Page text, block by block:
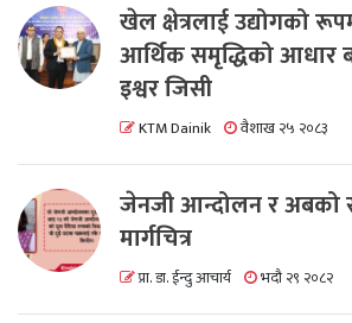
खेल क्षेत्रलाई उद्योगको
आर्थिक समृद्धिको आधार
इश्वर जिसी
KTM Dainik वैशाख २५ २०८३
जेनजी आन्दोलन र अबको
मार्गचित्र
प्रा. डा. ईन्दु आचार्य भदौ २९ २०८२